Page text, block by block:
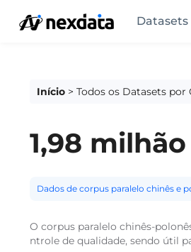
Datasets
Início > Todos os Datasets por
1,98
Dados de corpus paralelo chinês e
O corpus paralelo chinês-
ntrole de qualidade, sendo útil